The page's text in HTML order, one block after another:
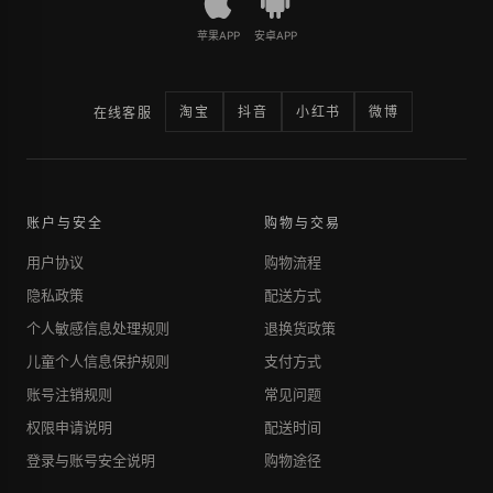
苹果APP 安卓APP
在线客服 淘宝 抖音 小红书 微博
账户与安全
用户协议
隐私政策
个人敏感信息处理规则
儿童个人信息保护规则
账号注销规则
权限申请说明
登录与账号安全说明
购物与交易
购物流程
配送方式
退换货政策
支付方式
常见问题
配送时间
购物途径